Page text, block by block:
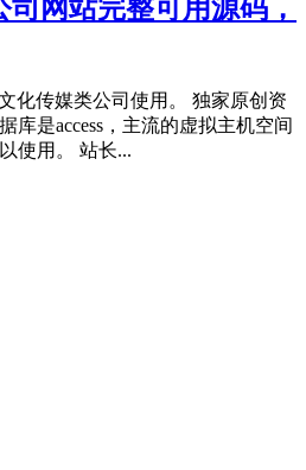
网站完整可用源码，
化传媒类公司使用。 独家原创资
库是access，主流的虚拟主机空间
使用。 站长...